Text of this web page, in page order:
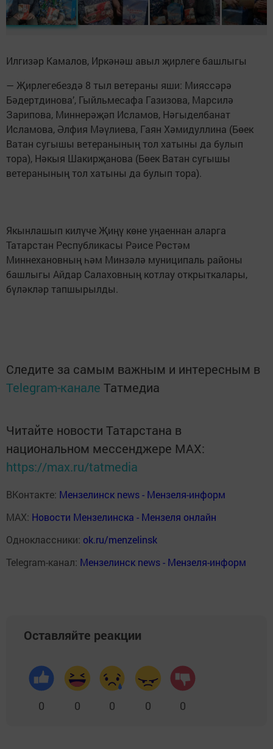
Илгизәр Камалов, Иркәнәш авыл җирлеге башлыгы
— Җирлегебездә 8 тыл ветераны яши: Мияссәрә
Бәдертдинова’, Гыйльмесафа Газизова, Марсилә
Зарипова, Миннерәҗәп Исламов, Нәгыделбанат
Исламова, Әлфия Мәүлиева, Гаян Хәмидуллина (Бөек
Ватан сугышы ветеранының тол хатыны да булып
тора), Нәкыя Шакирҗанова (Бөек Ватан сугышы
ветеранының тол хатыны да булып тора).
Якынлашып килүче Җиңү көне уңаеннан аларга
Татарстан Республикасы Рәисе Рөстәм
Миннехановның һәм Минзәлә муниципаль районы
башлыгы Айдар Салаховның котлау открыткалары,
бүләкләр тапшырылды.
Следите за самым важным и интересным в
Telegram-канале Татмедиа
Читайте новости Татарстана в
национальном мессенджере MАХ:
https://max.ru/tatmedia
ВКонтакте: Мензелинск news - Мензеля-информ
MAX: Новости Мензелинска - Мензеля онлайн
Одноклассники: ok.ru/menzelinsk
Telegram-канал: Мензелинск news - Мензеля-информ
Оставляйте реакции
0 0 0 0 0